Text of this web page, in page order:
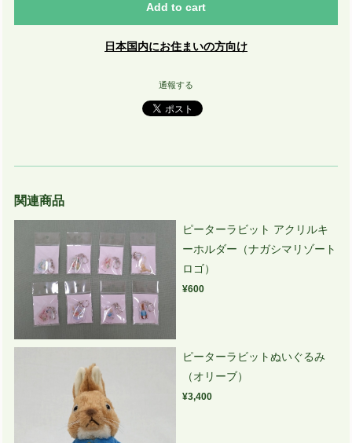
Add to cart
日本国内にお住まいの方向け
通報する
関連商品
ピーターラビット アクリルキ
ーホルダー（ナガシマリゾート
ロゴ）
¥600
ピーターラビットぬいぐるみ
（オリーブ）
¥3,400